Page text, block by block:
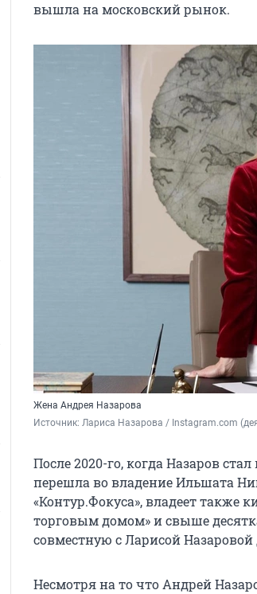
вышла на московский рынок.
Жена Андрея Назарова
Источник: Лариса Назарова / Instagram.com
После 2020-го, когда Назаров
перешла во владение Ильшата
«Контур.Фокуса», владеет также
торговым домом» и свыше
совместную с Ларисой
Несмотря на то что Андрей